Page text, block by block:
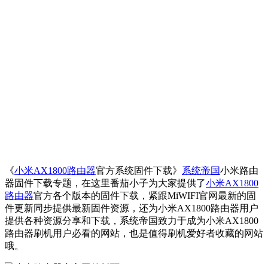
《小米AX1800路由器官方系统固件下载》 系统帝国小米路由
器固件下载专题，在这里番茄小子为大家提供了小米AX1800
路由器官方各个版本的固件下载，紧跟MiWIFI官网最新的固
件更新同步提供最新固件资源，还为小米AX1800路由器用户
提供各种资源分享和下载，系统帝国致力于成为小米AX1800
路由器刷机用户必看的网站，也是值得刷机爱好者收藏的网站
哦。